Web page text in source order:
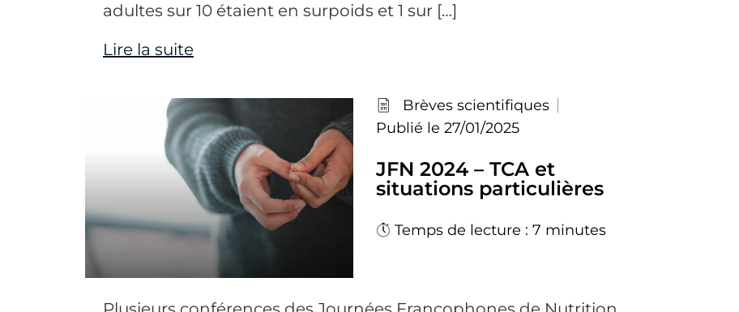
adultes sur 10 étaient en surpoids et 1 sur […]
Lire la suite
Brèves scientifiques
Publié le 27/01/2025
JFN 2024 – TCA et
situations particulières
Temps de lecture : 7 minutes